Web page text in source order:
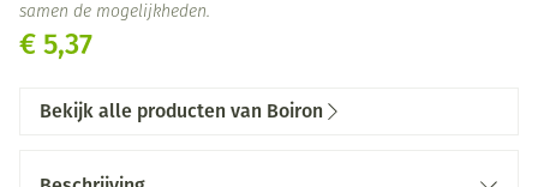
€ 5,37
samen de mogelijkheden.
Bekijk alle producten van Boiron